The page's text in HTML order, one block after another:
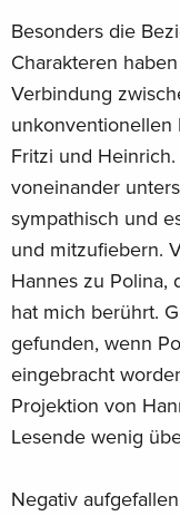
Besonders die
Charakteren
Verbindung
unkonventionellen
Fritzi und
voneinander
sympathisch und
und mitzufiebern.
Hannes zu Polina,
hat mich berührt.
gefunden, wenn
eingebracht
Projektion von
Lesende wenig
Negativ